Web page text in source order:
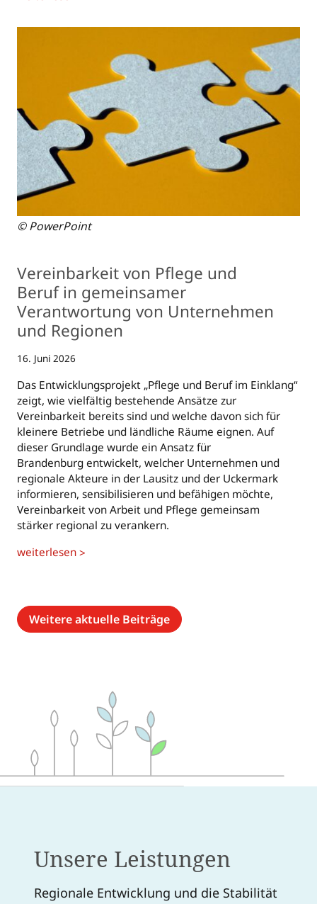
© PowerPoint
Vereinbarkeit von Pflege und
Beruf in gemeinsamer
Verantwortung von Unternehmen
und Regionen
16. Juni 2026
Das Entwicklungsprojekt „Pflege und Beruf im Einklang“
zeigt, wie vielfältig bestehende Ansätze zur
Vereinbarkeit bereits sind und welche davon sich für
kleinere Betriebe und ländliche Räume eignen. Auf
dieser Grundlage wurde ein Ansatz für
Brandenburg entwickelt, welcher Unternehmen und
regionale Akteure in der Lausitz und der Uckermark
informieren, sensibilisieren und befähigen möchte,
Vereinbarkeit von Arbeit und Pflege gemeinsam
stärker regional zu verankern.
weiterlesen >
Weitere aktuelle Beiträge
Unsere Leistungen
Regionale Entwicklung und die Stabilität